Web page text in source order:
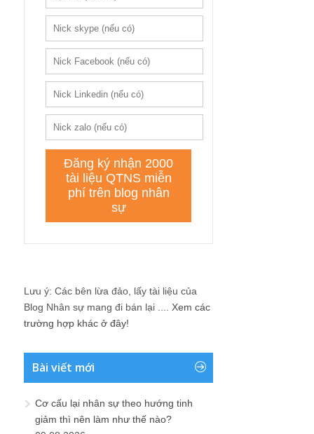
Lưu ý: Các bên lừa đảo, lấy tài liệu của
Blog Nhân sự mang đi bán lại .... Xem các
trường hợp khác ở đây!
Bài viết mới
Cơ cấu lại nhân sự theo hướng tinh
giảm thì nên làm như thế nào?